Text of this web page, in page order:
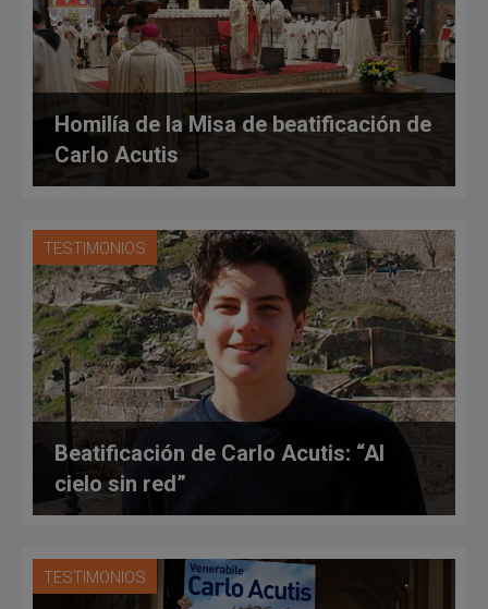
Homilía de la Misa de beatificación de
Carlo Acutis
TESTIMONIOS
Beatificación de Carlo Acutis: “Al
cielo sin red”
TESTIMONIOS